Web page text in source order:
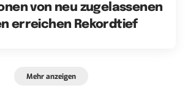
von neu zugelassenen
erreichen Rekordtief
Mehr anzeigen